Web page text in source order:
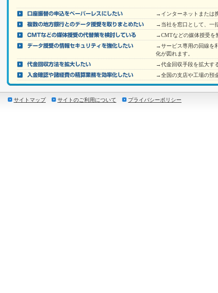
→インターネットまたは
→当社を窓口として、一
→CMTなどの媒体授受を
→サービス専用の回線を
化が図れます。
→代金回収手段を拡大す
→全国の支店や工場の預
サイトマップ サイトのご利用について プライバシーポリシー